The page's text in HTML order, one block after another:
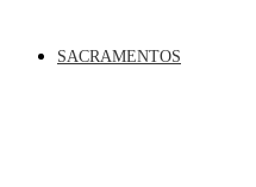
SACRAMENTOS